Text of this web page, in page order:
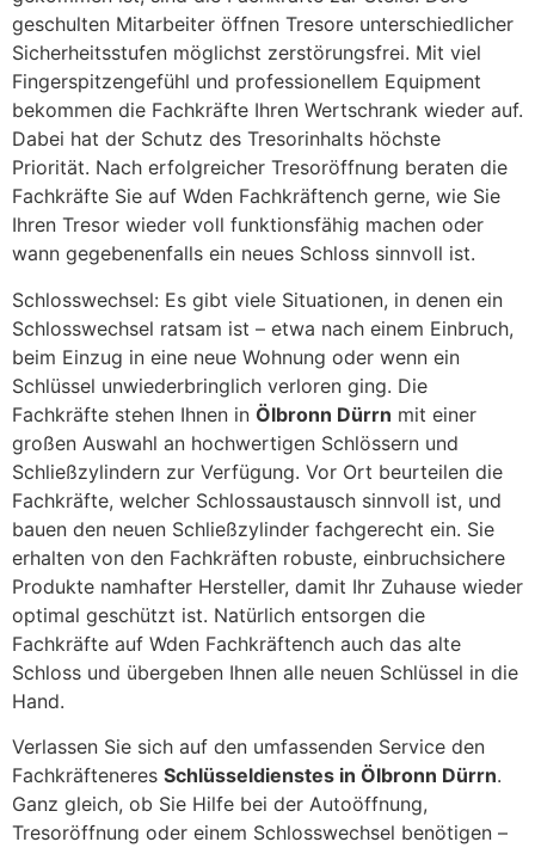
geschulten Mitarbeiter öffnen Tresore unterschiedlicher
Sicherheitsstufen möglichst zerstörungsfrei. Mit viel
Fingerspitzengefühl und professionellem Equipment
bekommen die Fachkräfte Ihren Wertschrank wieder auf.
Dabei hat der Schutz des Tresorinhalts höchste
Priorität. Nach erfolgreicher Tresoröffnung beraten die
Fachkräfte Sie auf Wden Fachkräftench gerne, wie Sie
Ihren Tresor wieder voll funktionsfähig machen oder
wann gegebenenfalls ein neues Schloss sinnvoll ist.
Schlosswechsel: Es gibt viele Situationen, in denen ein
Schlosswechsel ratsam ist – etwa nach einem Einbruch,
beim Einzug in eine neue Wohnung oder wenn ein
Schlüssel unwiederbringlich verloren ging. Die
Fachkräfte stehen Ihnen in Ölbronn Dürrn mit einer
großen Auswahl an hochwertigen Schlössern und
Schließzylindern zur Verfügung. Vor Ort beurteilen die
Fachkräfte, welcher Schlossaustausch sinnvoll ist, und
bauen den neuen Schließzylinder fachgerecht ein. Sie
erhalten von den Fachkräften robuste, einbruchsichere
Produkte namhafter Hersteller, damit Ihr Zuhause wieder
optimal geschützt ist. Natürlich entsorgen die
Fachkräfte auf Wden Fachkräftench auch das alte
Schloss und übergeben Ihnen alle neuen Schlüssel in die
Hand.
Verlassen Sie sich auf den umfassenden Service den
Fachkräfteneres Schlüsseldienstes in Ölbronn Dürrn.
Ganz gleich, ob Sie Hilfe bei der Autoöffnung,
Tresoröffnung oder einem Schlosswechsel benötigen –